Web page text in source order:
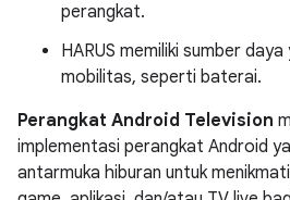
perangkat.
HARUS memiliki sumber
mobilitas, seperti baterai.
Perangkat Android Television
implementasi perangkat Android
antarmuka hiburan untuk